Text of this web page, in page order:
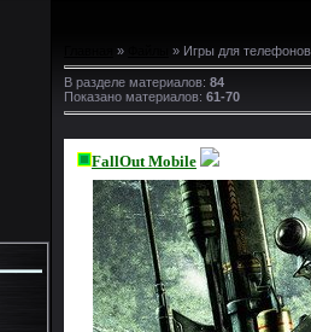
» » Игры для телефонов
В разделе материалов: 84
Показано материалов: 61-70
FallOut Mobile